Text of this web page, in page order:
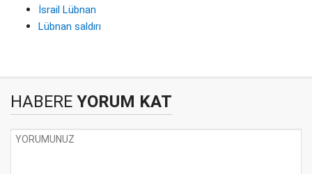
İsrail Lübnan
Lübnan saldırı
HABERE YORUM KAT